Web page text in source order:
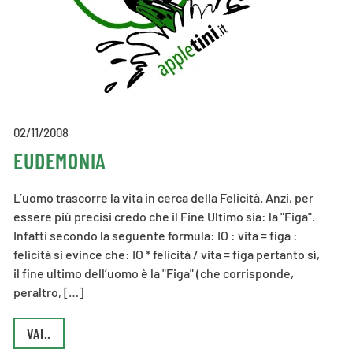
02/11/2008
EUDEMONIA
L’uomo trascorre la vita in cerca della Felicità. Anzi, per
essere più precisi credo che il Fine Ultimo sia: la "Figa".
Infatti secondo la seguente formula: IO : vita = figa :
felicità si evince che: IO * felicità / vita = figa pertanto sì,
il fine ultimo dell’uomo è la "Figa" (che corrisponde,
peraltro, […]
VAI..